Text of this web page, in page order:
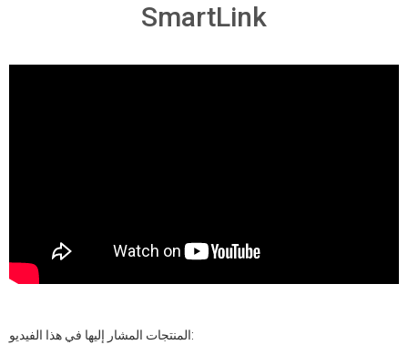
SmartLink
المنتجات المشار إليها في هذا الفيديو: